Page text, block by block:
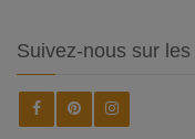
Suivez-nous sur